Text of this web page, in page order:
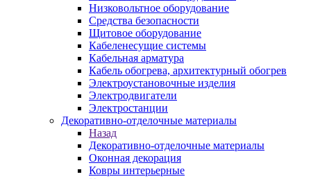
Низковольтное оборудование
Средства безопасности
Щитовое оборудование
Кабеленесущие системы
Кабельная арматура
Кабель обогрева, архитектурный обогрев
Электроустановочные изделия
Электродвигатели
Электростанции
Декоративно-отделочные материалы
Назад
Декоративно-отделочные материалы
Оконная декорация
Ковры интерьерные